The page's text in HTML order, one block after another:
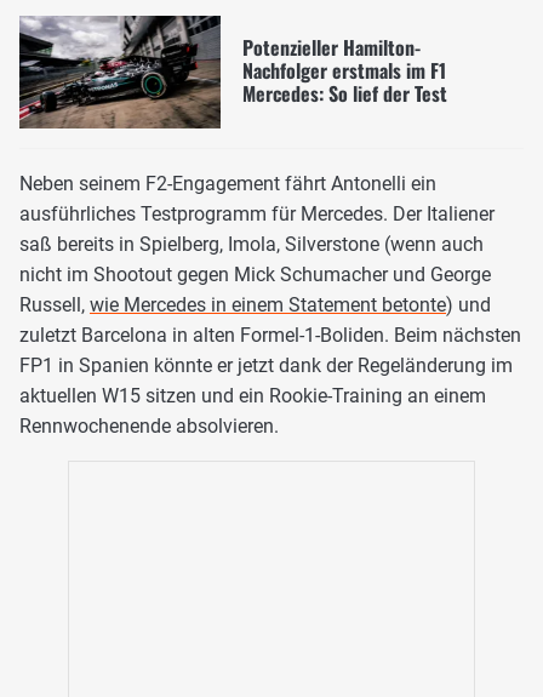
Potenzieller Hamilton-
Nachfolger erstmals im F1
Mercedes: So lief der Test
Neben seinem F2-Engagement fährt Antonelli ein
ausführliches Testprogramm für Mercedes. Der Italiener
saß bereits in Spielberg, Imola, Silverstone (wenn auch
nicht im Shootout gegen Mick Schumacher und George
Russell, wie Mercedes in einem Statement betonte) und
zuletzt Barcelona in alten Formel-1-Boliden. Beim nächsten
FP1 in Spanien könnte er jetzt dank der Regeländerung im
aktuellen W15 sitzen und ein Rookie-Training an einem
Rennwochenende absolvieren.